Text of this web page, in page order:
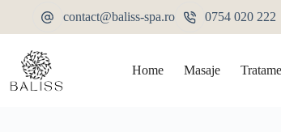
350,00lei
Adaugă în coș
contact@baliss-spa.ro 0754 020 222
Home Masaje